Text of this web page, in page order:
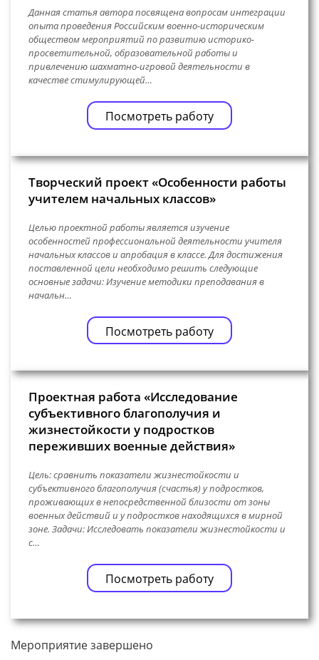
Данная статья автора посвящена вопросам интеграции
опыта проведения Российским военно-историческим
обществом мероприятий по развитию историко-
просветительной, образовательной работы и
привлечению шахматно-игровой деятельности в
качестве стимулирующей…
Посмотреть работу
Творческий проект «Особенности работы
учителем начальных классов»
Целью проектной работы является изучение
особенностей профессиональной деятельности учителя
начальных классов и апробация в классе. Для достижения
поставленной цели необходимо решить следующие
основные задачи: Изучение методики преподавания в
начальн…
Посмотреть работу
Проектная работа «Исследование
субъективного благополучия и
жизнестойкости у подростков
переживших военные действия»
Цель: сравнить показатели жизнестойкости и
субъективного благополучия (счастья) у подростков,
проживающих в непосредственной близости от зоны
военных действий и у подростков находящихся в мирной
зоне. Задачи: Исследовать показатели жизнестойкости и
с…
Посмотреть работу
Мероприятие завершено